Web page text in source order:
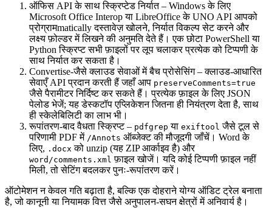
ऑफिस API के साथ स्क्रिप्टेड निर्यात– Windows के लिए
Microsoft Office Interop या LibreOffice के UNO API आपको
प्रोग्रामmatically दस्तावेज़ खोलने, निर्यात विकल्प सेट करने और
लक्ष्य फ़ोल्डर में लिखने की अनुमति देते हैं। एक छोटा PowerShell या
Python स्क्रिप्ट सभी फ़ाइलों पर लूप चलाकर प्रत्येक को टिप्पणी के
साथ निर्यात कर सकता है।
Convertise‑जैसे क्लाउड सेवाओं में बैच प्रोसेसिंग– क्लाउड‑आधारित
सेवाएँ API प्रदान करती हैं जहाँ आप preserveComments=true
जैसे पैरामीटर निर्दिष्ट कर सकते हैं। प्रत्येक फ़ाइल के लिए JSON
पेलोड भेजें; यह डेस्कटॉप एप्लिकेशन जितना ही नियंत्रण देता है, साथ
ही स्केलेबिलिटी का लाभ भी।
रूपांतरण‑बाद वैधता स्क्रिप्ट– pdfgrep या exiftool जैसे टूल से
परिणामी PDF में /Annots ऑब्जेक्ट की मौजूदगी जाँचें। Word के
लिए, .docx को unzip (यह ZIP आर्काइव है) और
word/comments.xml फ़ाइल खोजें। यदि कोई टिप्पणी फ़ाइल नहीं
मिली, तो सेटिंग बदलकर पुनः‑रूपांतरण करें।
ऑटोमेशन न केवल गति बढ़ाता है, बल्कि एक दोहराने योग्य ऑडिट ट्रेल बनाता
है, जो कानूनी या नियामक वित्त जैसे अनुपालन‑सघन क्षेत्रों में अनिवार्य है।